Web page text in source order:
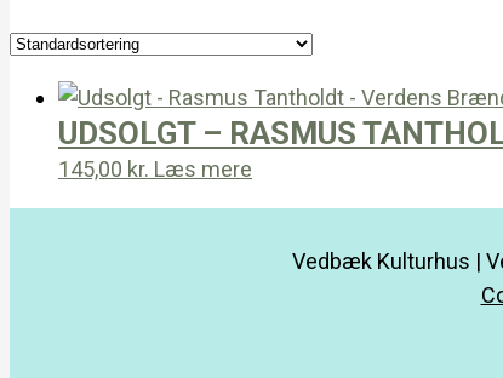
UDSOLGT – RASMUS
145,00 kr. Læs mere
Vedbæk Kulturhus |